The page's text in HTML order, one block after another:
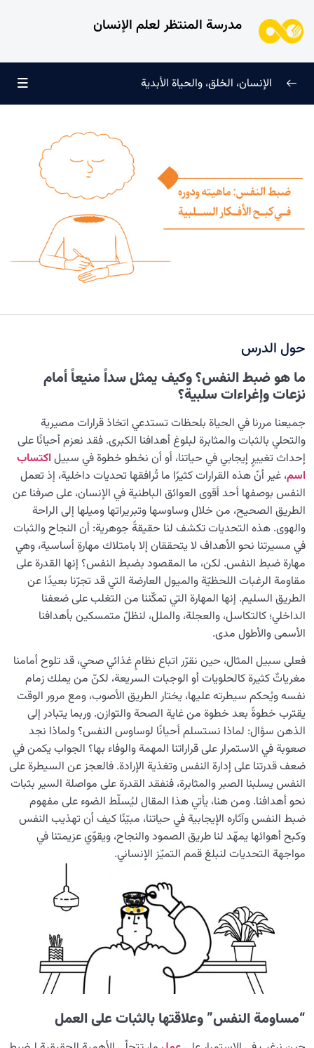
مدرسة المنتظر لعلم الإنسان
0/5
لماذا خُلقنا؟
سرّ الفرح والسكينة الدائمة
0/13
نضوج الطفل الغالي للروح 0/8
القضاء والقدر والاختيار
الابتلاء والامتحان في مسيرة الحياة 0/26
الشيطان… العدوّ المبين 0/14
الأمراض الخفية للروح 0/15
معرفة الجنة والنار
النظرة الأبدية والاستعداد للآخرة 0/14
من الخيال إلى سلامة القلب 0/31
ثمرة العمل المقبول وعلاقتها بهدف وجودنا
شروط قبول الأعمال: دراسة الأركان الثلاثة الأساسية لقبول
العمل
كيف يمكن للعمل المقبول أن يُحوِّلنا إلى نُسخةٍ أفضل من
أنفسنا؟
هل بلوغ مقام النبوة قاصر على أفراد بعينهم أم متاح للجميع؟
ما هو التحوّل الذاتي وما العلاقة بينه وبين سلامة القلب؟
كيفية تحقيق الأهداف السامية وبناء حياة هادفة وذات معنى
عبر الجدية والتخطيط
الخيال والنيّة: آلياتان مؤثرتان في تسهيل أو إعاقة مسار الحياة
وتحقيق الأهداف
ضبط النفس: ماهيته ودوره في كبح الأفكار السلبية
دراسة في الفرق بين الخير والشر، ومطلقية موقعهما أو نسبيته
ما هي أهم معايير التمييز بين الخير والشر في القرارات
اليومية؟
مقارنة نتائج المثابرة في الخير والشر: لماذا يدوم الخير ويزول
الشر؟
الإسلامية
الإنسان، الخلق، والحياة الأبدية
حول الدرس
ما هو ضبط النفس؟ وكيف يمثل سداً منيعاً أمام
نزعات وإغراءات سلبية؟
جميعنا مررنا في الحياة بلحظات تستدعي اتخاذ قرارات مصيرية
والتحلي بالثبات والمثابرة لبلوغ أهدافنا الكبرى. فقد نعزم أحيانًا على
إحداث تغييرٍ إيجابي في حياتنا، أو أن نخطو خطوة في سبيل اكتساب
اسم، غير أنّ هذه القرارات كثيرًا ما تُرافقها تحديات داخلية، إذ تعمل
النفس بوصفها أحد أقوى العوائق الباطنية في الإنسان، على صرفنا عن
الطريق الصحيح، من خلال وساوسها وتبريراتها وميلها إلى الراحة
والهوى. هذه التحديات تكشف لنا حقيقةً جوهرية: أن النجاح والثبات
في مسيرتنا نحو الأهداف لا يتحققان إلا بامتلاك مهارةٍ أساسية، وهي
مهارة ضبط النفس. لكن، ما المقصود بضبط النفس؟ إنها القدرة على
مقاومة الرغبات اللحظيّة والميول العارضة التي قد تجرّنا بعيدًا عن
الطريق السليم. إنها المهارة التي تمكّننا من التغلب على ضعفنا
الداخلي؛ كالتكاسل، والعجلة، والملل، لنظلّ متمسكين بأهدافنا
الأسمى والأطول مدى.
فعلى سبيل المثال، حين نقرّر اتباع نظامٍ غذائي صحي، قد تلوح أمامنا
مغرياتٌ كثيرة كالحلويات أو الوجبات السريعة، لكنّ من يملك زمام
نفسه ويُحكم سيطرته عليها، يختار الطريق الأصوب، ومع مرور الوقت
يقترب خطوةً بعد خطوة من غاية الصحة والتوازن. وربما يتبادر إلى
الذهن سؤال: لماذا نستسلم أحيانًا لوساوس النفس؟ ولماذا نجد
صعوبة في الاستمرار على قراراتنا المهمة والوفاء بها؟ الجواب يكمن في
ضعف قدرتنا على إدارة النفس وتغذية الإرادة. فالعجز عن السيطرة على
النفس يسلبنا الصبر والمثابرة، فنفقد القدرة على مواصلة السير بثبات
نحو أهدافنا. ومن هنا، يأتي هذا المقال ليُسلّط الضوء على مفهوم
ضبط النفس وآثاره الإيجابية في حياتنا، مبيّنًا كيف أن تهذيب النفس
وكبح أهوائها يمهّد لنا طريق الصمود والنجاح، ويقوّي عزيمتنا في
مواجهة التحديات لنبلغ قمم التميّز الإنساني.
“مساومة النفس” وعلاقتها بالثبات على العمل